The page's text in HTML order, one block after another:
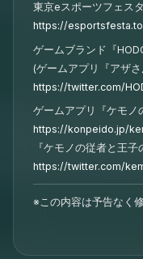
東京eスポーツフェスタ
https://
ゲームブランド『
(ゲームアプリ『アザ
https://twitter.com/
ゲームアプリ『ケモノ
https://konpeido.jp/
『ケモノの従者と王
https://twitter.com/
※この内容は予告なく